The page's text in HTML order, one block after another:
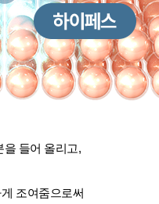
을 들어 올리고,
조여줌으로써